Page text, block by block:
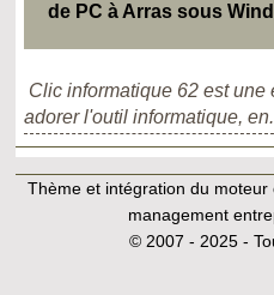
de PC à Arras sous
Clic informatique 62 est une
adorer l'outil informatique,
Thème et intégration du
management
© 2007 - 2025 -